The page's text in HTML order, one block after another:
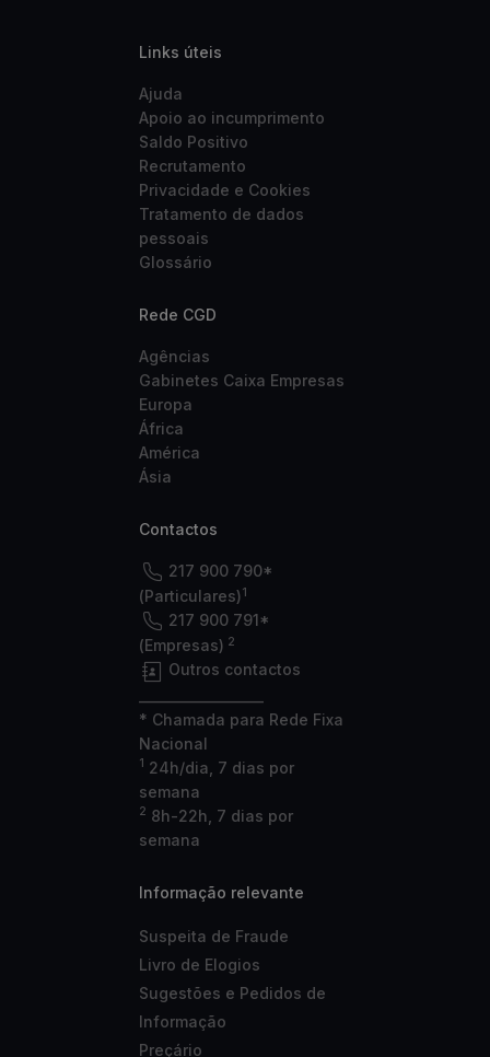
Links úteis
Ajuda
Apoio ao incumprimento
Saldo Positivo
Recrutamento
Privacidade e Cookies
Tratamento de dados
pessoais
Glossário
Rede CGD
Agências
Gabinetes Caixa Empresas
Europa
África
América
Ásia
Contactos
217 900 790*
(Particulares)1
217 900 791*
(Empresas) 2
Outros contactos
* Chamada para Rede Fixa
Nacional
1 24h/dia, 7 dias por
semana
2 8h-22h, 7 dias por
semana
Informação relevante
Suspeita de Fraude
Livro de Elogios
Sugestões e Pedidos de
Informação
Preçário